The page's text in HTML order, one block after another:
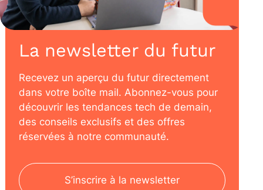
La newsletter du futur
Recevez un aperçu du futur directement
dans votre boîte mail. Abonnez-vous pour
découvrir les tendances tech de demain,
des conseils exclusifs et des offres
réservées à notre communauté.
S’inscrire à la newsletter